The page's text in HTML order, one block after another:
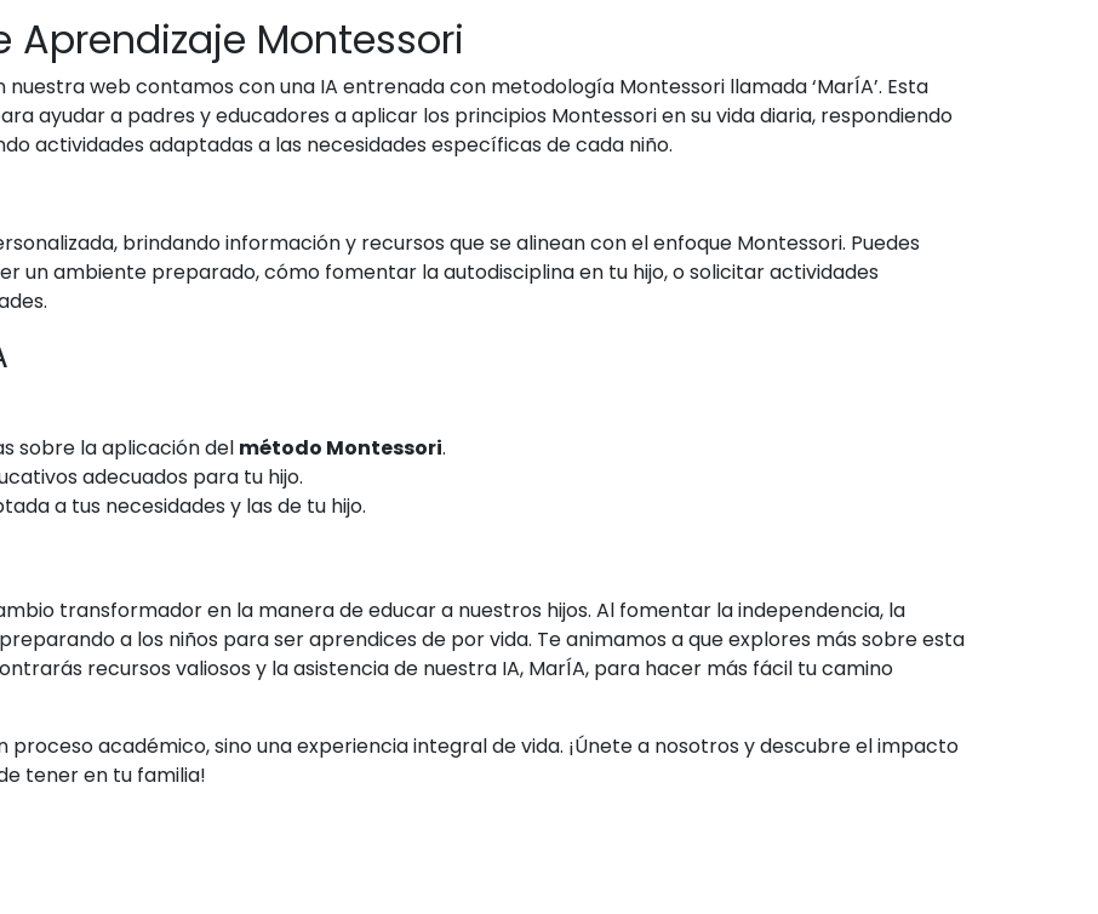
Aprendizaje Montessori
web contamos con una IA entrenada con metodología Montessori llamada ‘MarÍA’. Esta
ayudar a padres y educadores a aplicar los principios Montessori en su vida diaria, respondiendo
actividades adaptadas a las necesidades específicas de cada niño.
brindando información y recursos que se alinean con el enfoque Montessori. Puedes
un ambiente preparado, cómo fomentar la autodisciplina en tu hijo, o solicitar actividades
sobre la aplicación del método Montessori.
adecuados para tu hijo.
a tus necesidades y las de tu hijo.
transformador en la manera de educar a nuestros hijos. Al fomentar la independencia, la
a los niños para ser aprendices de por vida. Te animamos a que explores más sobre esta
recursos valiosos y la asistencia de nuestra IA, MarÍA, para hacer más fácil tu camino
proceso académico, sino una experiencia integral de vida. ¡Únete a nosotros y descubre el impacto
tener en tu familia!